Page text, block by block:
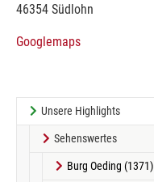
46354 Südlohn
Googlemaps
Unsere Highlights
Sehenswertes
Burg Oeding (1371)